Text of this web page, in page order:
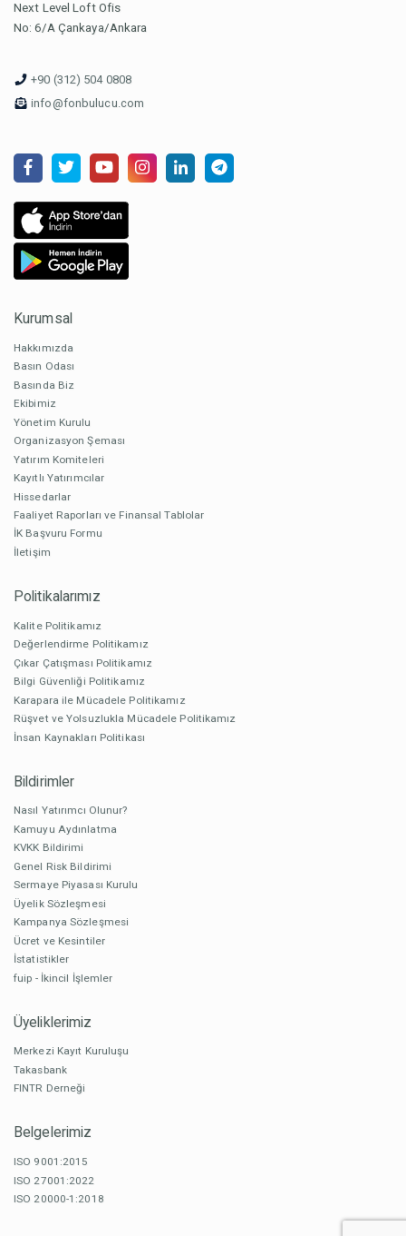
Next Level Loft Ofis
No: 6/A Çankaya/Ankara
+90 (312) 504 0808
info@fonbulucu.com
Kurumsal
Hakkımızda
Basın Odası
Basında Biz
Ekibimiz
Yönetim Kurulu
Organizasyon Şeması
Yatırım Komiteleri
Kayıtlı Yatırımcılar
Hissedarlar
Faaliyet Raporları ve Finansal Tablolar
İK Başvuru Formu
İletişim
Politikalarımız
Kalite Politikamız
Değerlendirme Politikamız
Çıkar Çatışması Politikamız
Bilgi Güvenliği Politikamız
Karapara ile Mücadele Politikamız
Rüşvet ve Yolsuzlukla Mücadele Politikamız
İnsan Kaynakları Politikası
Bildirimler
Nasıl Yatırımcı Olunur?
Kamuyu Aydınlatma
KVKK Bildirimi
Genel Risk Bildirimi
Sermaye Piyasası Kurulu
Üyelik Sözleşmesi
Kampanya Sözleşmesi
Ücret ve Kesintiler
İstatistikler
fuip - İkincil İşlemler
Üyeliklerimiz
Merkezi Kayıt Kuruluşu
Takasbank
FINTR Derneği
Belgelerimiz
ISO 9001:2015
ISO 27001:2022
ISO 20000-1:2018